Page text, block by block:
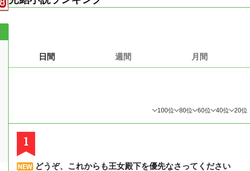
日間 週間 月間
100位 80位 60位 40位 20位
1
どうぞ、これからも王女殿下を優先なさってください